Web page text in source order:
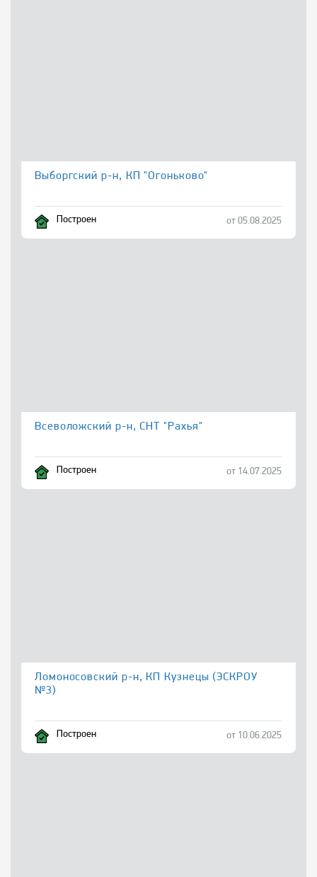
Выборгский р-н, КП "Огоньково"
Построен от 05.08.2025
Всеволожский р-н, СНТ "Рахья"
Построен от 14.07.2025
Ломоносовский р-н, КП Кузнецы (ЭСКРОУ
№3)
Построен от 10.06.2025